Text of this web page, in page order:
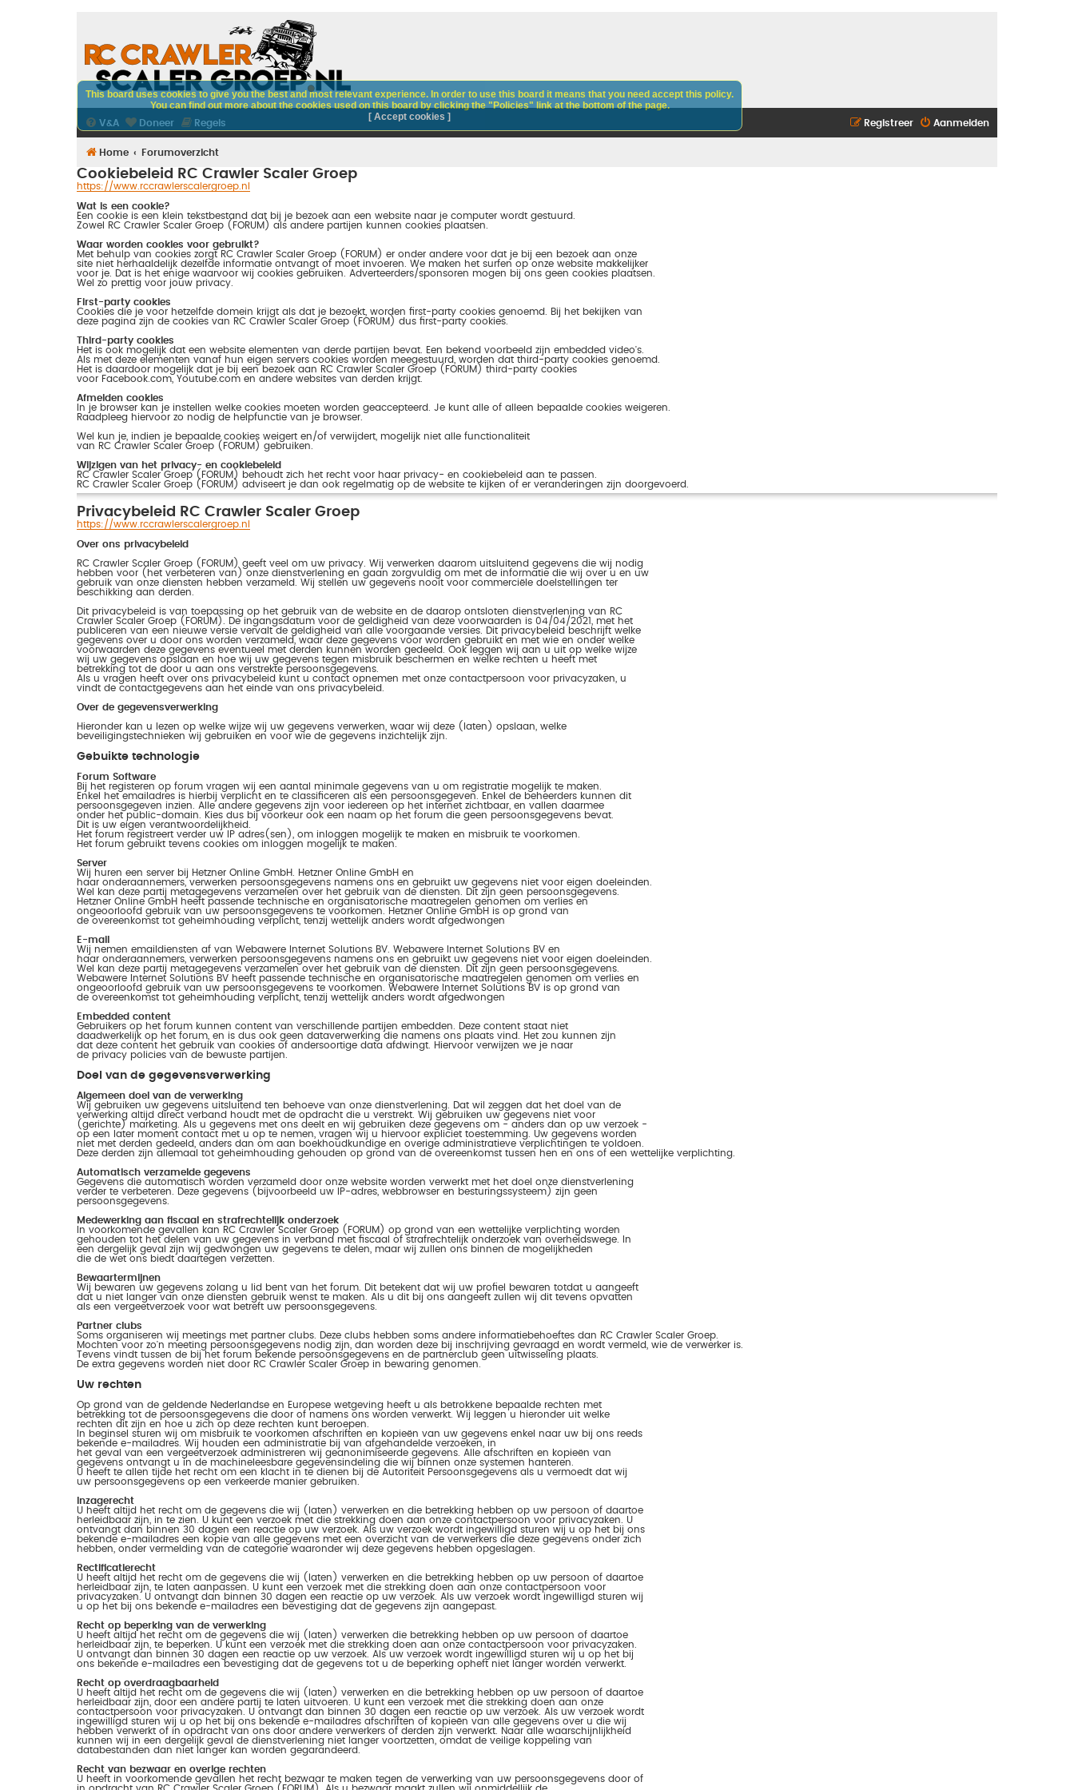
V&A Doneer Regels Aanmelden
Registreer
Home Forumoverzicht
Cookiebeleid RC Crawler Scaler Groep
https://www.rccrawlerscalergroep.nl
Wat is een cookie?
Een cookie is een klein tekstbestand dat bij je bezoek aan een website naar je computer wordt gestuurd.
Zowel RC Crawler Scaler Groep (FORUM) als andere partijen kunnen cookies plaatsen.
Waar worden cookies voor gebruikt?
Met behulp van cookies zorgt RC Crawler Scaler Groep (FORUM) er onder andere voor dat je bij een bezoek aan onze
site niet herhaaldelijk dezelfde informatie ontvangt of moet invoeren. We maken het surfen op onze website makkelijker
voor je. Dat is het enige waarvoor wij cookies gebruiken. Adverteerders/sponsoren mogen bij ons geen cookies plaatsen.
Wel zo prettig voor jouw privacy.
First-party cookies
Cookies die je voor hetzelfde domein krijgt als dat je bezoekt, worden first-party cookies genoemd. Bij het bekijken van
deze pagina zijn de cookies van RC Crawler Scaler Groep (FORUM) dus first-party cookies.
Third-party cookies
Het is ook mogelijk dat een website elementen van derde partijen bevat. Een bekend voorbeeld zijn embedded video's.
Als met deze elementen vanaf hun eigen servers cookies worden meegestuurd, worden dat third-party cookies genoemd.
Het is daardoor mogelijk dat je bij een bezoek aan RC Crawler Scaler Groep (FORUM) third-party cookies
voor Facebook.com, Youtube.com en andere websites van derden krijgt.
Afmelden cookies
In je browser kan je instellen welke cookies moeten worden geaccepteerd. Je kunt alle of alleen bepaalde cookies weigeren.
Raadpleeg hiervoor zo nodig de helpfunctie van je browser.
Wel kun je, indien je bepaalde cookies weigert en/of verwijdert, mogelijk niet alle functionaliteit
van RC Crawler Scaler Groep (FORUM) gebruiken.
Wijzigen van het privacy- en cookiebeleid
RC Crawler Scaler Groep (FORUM) behoudt zich het recht voor haar privacy- en cookiebeleid aan te passen.
RC Crawler Scaler Groep (FORUM) adviseert je dan ook regelmatig op de website te kijken of er veranderingen zijn doorgevoerd.
Privacybeleid RC Crawler Scaler Groep
https://www.rccrawlerscalergroep.nl
Over ons privacybeleid
RC Crawler Scaler Groep (FORUM) geeft veel om uw privacy. Wij verwerken daarom uitsluitend gegevens die wij nodig
hebben voor (het verbeteren van) onze dienstverlening en gaan zorgvuldig om met de informatie die wij over u en uw
gebruik van onze diensten hebben verzameld. Wij stellen uw gegevens nooit voor commerciële doelstellingen ter
beschikking aan derden.
Dit privacybeleid is van toepassing op het gebruik van de website en de daarop ontsloten dienstverlening van RC
Crawler Scaler Groep (FORUM). De ingangsdatum voor de geldigheid van deze voorwaarden is 04/04/2021, met het
publiceren van een nieuwe versie vervalt de geldigheid van alle voorgaande versies. Dit privacybeleid beschrijft welke
gegevens over u door ons worden verzameld, waar deze gegevens voor worden gebruikt en met wie en onder welke
voorwaarden deze gegevens eventueel met derden kunnen worden gedeeld. Ook leggen wij aan u uit op welke wijze
wij uw gegevens opslaan en hoe wij uw gegevens tegen misbruik beschermen en welke rechten u heeft met
betrekking tot de door u aan ons verstrekte persoonsgegevens.
Als u vragen heeft over ons privacybeleid kunt u contact opnemen met onze contactpersoon voor privacyzaken, u
vindt de contactgegevens aan het einde van ons privacybeleid.
Over de gegevensverwerking
Hieronder kan u lezen op welke wijze wij uw gegevens verwerken, waar wij deze (laten) opslaan, welke
beveiligingstechnieken wij gebruiken en voor wie de gegevens inzichtelijk zijn.
Gebuikte technologie
Forum Software
Bij het registeren op forum vragen wij een aantal minimale gegevens van u om registratie mogelijk te maken.
Enkel het emailadres is hierbij verplicht en te classificeren als een persoonsgegeven. Enkel de beheerders kunnen dit
persoonsgegeven inzien. Alle andere gegevens zijn voor iedereen op het internet zichtbaar, en vallen daarmee
onder het public-domain. Kies dus bij voorkeur ook een naam op het forum die geen persoonsgegevens bevat.
Dit is uw eigen verantwoordelijkheid.
Het forum registreert verder uw IP adres(sen), om inloggen mogelijk te maken en misbruik te voorkomen.
Het forum gebruikt tevens cookies om inloggen mogelijk te maken.
Server
Wij huren een server bij Hetzner Online GmbH. Hetzner Online GmbH en
haar onderaannemers, verwerken persoonsgegevens namens ons en gebruikt uw gegevens niet voor eigen doeleinden.
Wel kan deze partij metagegevens verzamelen over het gebruik van de diensten. Dit zijn geen persoonsgegevens.
Hetzner Online GmbH heeft passende technische en organisatorische maatregelen genomen om verlies en
ongeoorloofd gebruik van uw persoonsgegevens te voorkomen. Hetzner Online GmbH is op grond van
de overeenkomst tot geheimhouding verplicht, tenzij wettelijk anders wordt afgedwongen
E-mail
Wij nemen emaildiensten af van Webawere Internet Solutions BV. Webawere Internet Solutions BV en
haar onderaannemers, verwerken persoonsgegevens namens ons en gebruikt uw gegevens niet voor eigen doeleinden.
Wel kan deze partij metagegevens verzamelen over het gebruik van de diensten. Dit zijn geen persoonsgegevens.
Webawere Internet Solutions BV heeft passende technische en organisatorische maatregelen genomen om verlies en
ongeoorloofd gebruik van uw persoonsgegevens te voorkomen. Webawere Internet Solutions BV is op grond van
de overeenkomst tot geheimhouding verplicht, tenzij wettelijk anders wordt afgedwongen
Embedded content
Gebruikers op het forum kunnen content van verschillende partijen embedden. Deze content staat niet
daadwerkelijk op het forum, en is dus ook geen dataverwerking die namens ons plaats vind. Het zou kunnen zijn
dat deze content het gebruik van cookies of andersoortige data afdwingt. Hiervoor verwijzen we je naar
de privacy policies van de bewuste partijen.
Doel van de gegevensverwerking
Algemeen doel van de verwerking
Wij gebruiken uw gegevens uitsluitend ten behoeve van onze dienstverlening. Dat wil zeggen dat het doel van de
verwerking altijd direct verband houdt met de opdracht die u verstrekt. Wij gebruiken uw gegevens niet voor
(gerichte) marketing. Als u gegevens met ons deelt en wij gebruiken deze gegevens om - anders dan op uw verzoek -
op een later moment contact met u op te nemen, vragen wij u hiervoor expliciet toestemming. Uw gegevens worden
niet met derden gedeeld, anders dan om aan boekhoudkundige en overige administratieve verplichtingen te voldoen.
Deze derden zijn allemaal tot geheimhouding gehouden op grond van de overeenkomst tussen hen en ons of een wettelijke verplichting.
Automatisch verzamelde gegevens
Gegevens die automatisch worden verzameld door onze website worden verwerkt met het doel onze dienstverlening
verder te verbeteren. Deze gegevens (bijvoorbeeld uw IP-adres, webbrowser en besturingssysteem) zijn geen
persoonsgegevens.
Medewerking aan fiscaal en strafrechtelijk onderzoek
In voorkomende gevallen kan RC Crawler Scaler Groep (FORUM) op grond van een wettelijke verplichting worden
gehouden tot het delen van uw gegevens in verband met fiscaal of strafrechtelijk onderzoek van overheidswege. In
een dergelijk geval zijn wij gedwongen uw gegevens te delen, maar wij zullen ons binnen de mogelijkheden
die de wet ons biedt daartegen verzetten.
Bewaartermijnen
Wij bewaren uw gegevens zolang u lid bent van het forum. Dit betekent dat wij uw profiel bewaren totdat u aangeeft
dat u niet langer van onze diensten gebruik wenst te maken. Als u dit bij ons aangeeft zullen wij dit tevens opvatten
als een vergeetverzoek voor wat betreft uw persoonsgegevens.
Partner clubs
Soms organiseren wij meetings met partner clubs. Deze clubs hebben soms andere informatiebehoeftes dan RC Crawler Scaler Groep.
Mochten voor zo'n meeting persoonsgegevens nodig zijn, dan worden deze bij inschrijving gevraagd en wordt vermeld, wie de verwerker is.
Tevens vindt tussen de bij het forum bekende persoonsgegevens en de partnerclub geen uitwisseling plaats.
De extra gegevens worden niet door RC Crawler Scaler Groep in bewaring genomen.
Uw rechten
Op grond van de geldende Nederlandse en Europese wetgeving heeft u als betrokkene bepaalde rechten met
betrekking tot de persoonsgegevens die door of namens ons worden verwerkt. Wij leggen u hieronder uit welke
rechten dit zijn en hoe u zich op deze rechten kunt beroepen.
In beginsel sturen wij om misbruik te voorkomen afschriften en kopieën van uw gegevens enkel naar uw bij ons reeds
bekende e-mailadres. Wij houden een administratie bij van afgehandelde verzoeken, in
het geval van een vergeetverzoek administreren wij geanonimiseerde gegevens. Alle afschriften en kopieën van
gegevens ontvangt u in de machineleesbare gegevensindeling die wij binnen onze systemen hanteren.
U heeft te allen tijde het recht om een klacht in te dienen bij de Autoriteit Persoonsgegevens als u vermoedt dat wij
uw persoonsgegevens op een verkeerde manier gebruiken.
Inzagerecht
U heeft altijd het recht om de gegevens die wij (laten) verwerken en die betrekking hebben op uw persoon of daartoe
herleidbaar zijn, in te zien. U kunt een verzoek met die strekking doen aan onze contactpersoon voor privacyzaken. U
ontvangt dan binnen 30 dagen een reactie op uw verzoek. Als uw verzoek wordt ingewilligd sturen wij u op het bij ons
bekende e-mailadres een kopie van alle gegevens met een overzicht van de verwerkers die deze gegevens onder zich
hebben, onder vermelding van de categorie waaronder wij deze gegevens hebben opgeslagen.
Rectificatierecht
U heeft altijd het recht om de gegevens die wij (laten) verwerken en die betrekking hebben op uw persoon of daartoe
herleidbaar zijn, te laten aanpassen. U kunt een verzoek met die strekking doen aan onze contactpersoon voor
privacyzaken. U ontvangt dan binnen 30 dagen een reactie op uw verzoek. Als uw verzoek wordt ingewilligd sturen wij
u op het bij ons bekende e-mailadres een bevestiging dat de gegevens zijn aangepast.
Recht op beperking van de verwerking
U heeft altijd het recht om de gegevens die wij (laten) verwerken die betrekking hebben op uw persoon of daartoe
herleidbaar zijn, te beperken. U kunt een verzoek met die strekking doen aan onze contactpersoon voor privacyzaken.
U ontvangt dan binnen 30 dagen een reactie op uw verzoek. Als uw verzoek wordt ingewilligd sturen wij u op het bij
ons bekende e-mailadres een bevestiging dat de gegevens tot u de beperking opheft niet langer worden verwerkt.
Recht op overdraagbaarheid
U heeft altijd het recht om de gegevens die wij (laten) verwerken en die betrekking hebben op uw persoon of daartoe
herleidbaar zijn, door een andere partij te laten uitvoeren. U kunt een verzoek met die strekking doen aan onze
contactpersoon voor privacyzaken. U ontvangt dan binnen 30 dagen een reactie op uw verzoek. Als uw verzoek wordt
ingewilligd sturen wij u op het bij ons bekende e-mailadres afschriften of kopieën van alle gegevens over u die wij
hebben verwerkt of in opdracht van ons door andere verwerkers of derden zijn verwerkt. Naar alle waarschijnlijkheid
kunnen wij in een dergelijk geval de dienstverlening niet langer voortzetten, omdat de veilige koppeling van
databestanden dan niet langer kan worden gegarandeerd.
Recht van bezwaar en overige rechten
U heeft in voorkomende gevallen het recht bezwaar te maken tegen de verwerking van uw persoonsgegevens door of
This board uses cookies to give you the best and most relevant experience. In order to use this board it means that you need accept this policy.
You can find out more about the cookies used on this board by clicking the "Policies" link at the bottom of the page.
[ Accept cookies ]